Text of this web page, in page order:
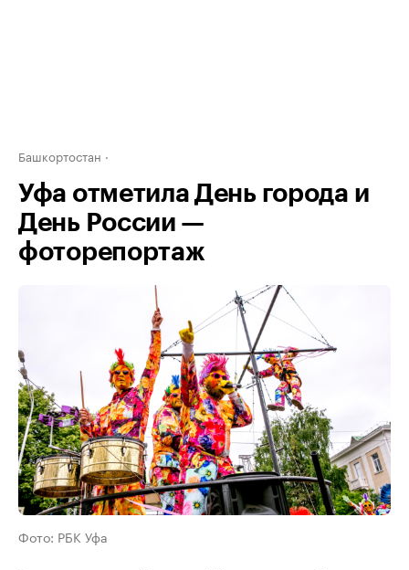
Башкортостан
Уфа отметила День города и
День России —
фоторепортаж
Фото: РБК Уфа